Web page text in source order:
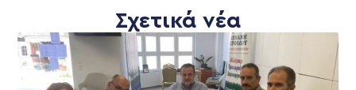
Σχετικά νέα